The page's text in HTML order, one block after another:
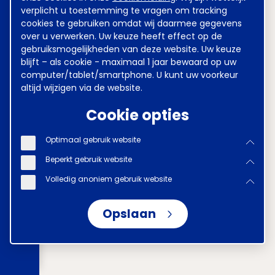
verplicht u toestemming te vragen om tracking
cookies te gebruiken omdat wij daarmee gegevens
over u verwerken. Uw keuze heeft effect op de
gebruiksmogelijkheden van deze website. Uw keuze
blijft – als cookie - maximaal 1 jaar bewaard op uw
computer/tablet/smartphone. U kunt uw voorkeur
altijd wijzigen via de website.
Cookie opties
Optimaal gebruik website
Beperkt gebruik website
Volledig anoniem gebruik website
Opslaan